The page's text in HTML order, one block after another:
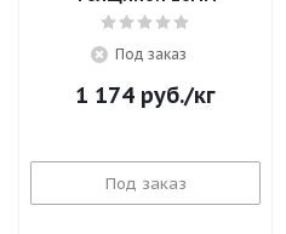
Под заказ
1 174 руб./кг
Под заказ